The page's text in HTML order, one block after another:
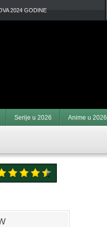
2024 GODINE
Serije u 2026 Anime u 2026